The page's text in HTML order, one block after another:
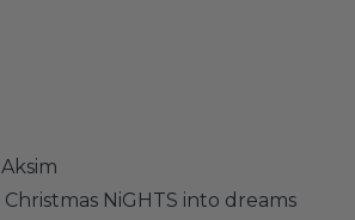
Aksim
Christmas NiGHTS into dreams